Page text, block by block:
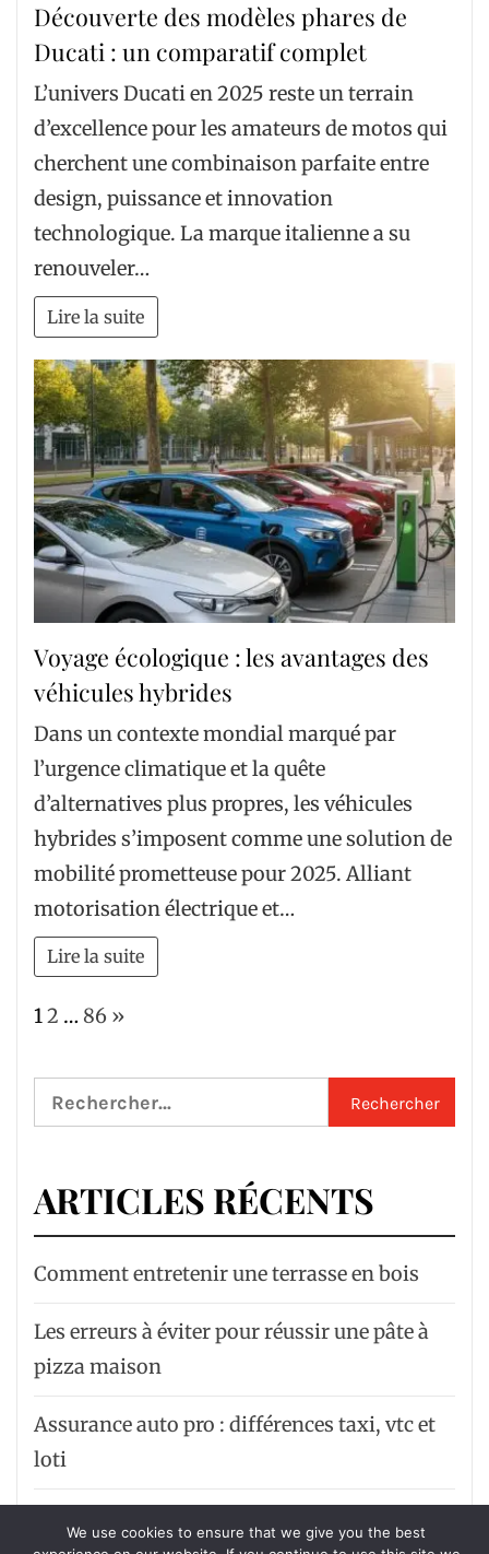
Découverte des modèles phares de
Ducati : un comparatif complet
L’univers Ducati en 2025 reste un terrain
d’excellence pour les amateurs de motos qui
cherchent une combinaison parfaite entre
design, puissance et innovation
technologique. La marque italienne a su
renouveler…
Lire la suite
Voyage écologique : les avantages des
véhicules hybrides
Dans un contexte mondial marqué par
l’urgence climatique et la quête
d’alternatives plus propres, les véhicules
hybrides s’imposent comme une solution de
mobilité prometteuse pour 2025. Alliant
motorisation électrique et…
Lire la suite
Page:
12 … 86 Next
»
Rechercher :
ARTICLES RÉCENTS
Comment entretenir une terrasse en bois
Les erreurs à éviter pour réussir une pâte à
pizza maison
Assurance auto pro : différences taxi, vtc et
loti
We use cookies to ensure that we give you the best